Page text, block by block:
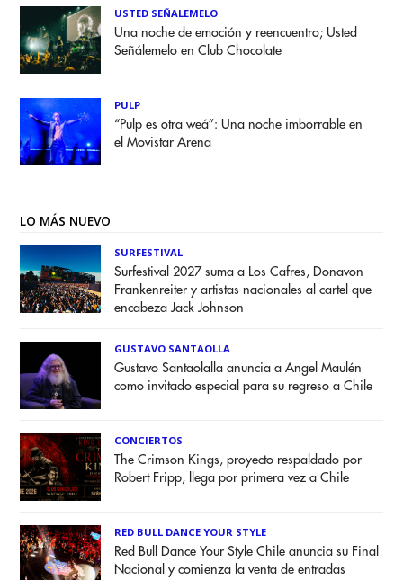
USTED SEÑALEMELO
Una noche de emoción y reencuentro; Usted
Señálemelo en Club Chocolate
PULP
“Pulp es otra weá”: Una noche imborrable en
el Movistar Arena
LO MÁS NUEVO
SURFESTIVAL
Surfestival 2027 suma a Los Cafres, Donavon
Frankenreiter y artistas nacionales al cartel que
encabeza Jack Johnson
GUSTAVO SANTAOLLA
Gustavo Santaolalla anuncia a Angel Maulén
como invitado especial para su regreso a Chile
CONCIERTOS
The Crimson Kings, proyecto respaldado por
Robert Fripp, llega por primera vez a Chile
RED BULL DANCE YOUR STYLE
Red Bull Dance Your Style Chile anuncia su Final
Nacional y comienza la venta de entradas